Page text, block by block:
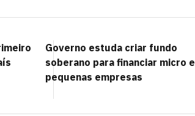
Governo estuda criar fundo
soberano para financiar micro e
pequenas empresas